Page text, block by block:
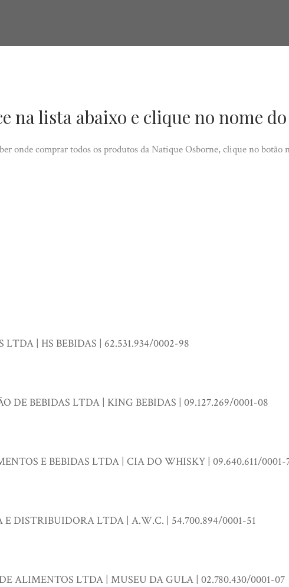
na lista abaixo e clique no nome
onde comprar todos os produtos da Natique Osborne, clique no botão
| HS BEBIDAS | 62.531.934/0002-98
DE BEBIDAS LTDA | KING BEBIDAS | 09.127.269/0001-08
E BEBIDAS LTDA | CIA DO WHISKY | 09.640.611/0001-
DISTRIBUIDORA LTDA | A.W.C. | 54.700.894/0001-51
ALIMENTOS LTDA | MUSEU DA GULA | 02.780.430/0001-07